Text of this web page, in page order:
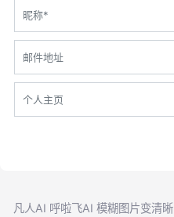
凡人AI 呼啦飞AI 模糊图片变清晰